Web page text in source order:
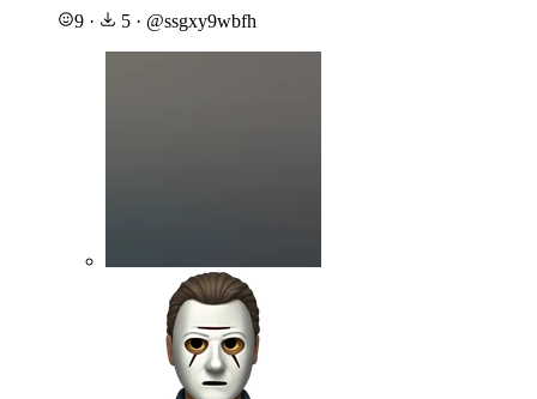
9 · 5 · @ssgxy9wbfh